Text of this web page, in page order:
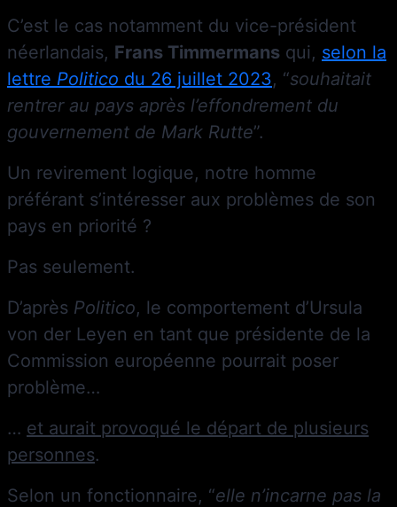
C’est le cas notamment du vice-président
néerlandais, Frans Timmermans qui, selon la
lettre Politico du 26 juillet 2023, “souhaitait
rentrer au pays après l’effondrement du
gouvernement de Mark Rutte”.
Un revirement logique, notre homme
préférant s’intéresser aux problèmes de son
pays en priorité ?
Pas seulement.
D’après Politico, le comportement d’Ursula
von der Leyen en tant que présidente de la
Commission européenne pourrait poser
problème…
… et aurait provoqué le départ de plusieurs
personnes.
Selon un fonctionnaire, “elle n’incarne pas la